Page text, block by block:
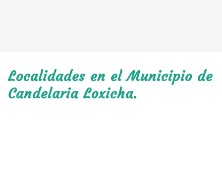
Localidades en el Municipio de
Candelaria Loxicha.